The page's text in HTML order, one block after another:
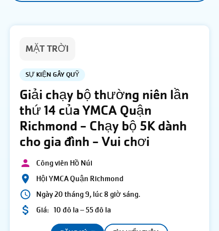
MẶT TRỜI
SỰ KIỆN GÂY QUỸ
Giải chạy bộ thường niên lần
thứ 14 của YMCA Quận
Richmond - Chạy bộ 5K dành
cho gia đình - Vui chơi
Công viên Hồ Núi
Hội YMCA Quận Richmond
Ngày 20 tháng 9, lúc 8 giờ sáng.
Giá: 10 đô la – 55 đô la